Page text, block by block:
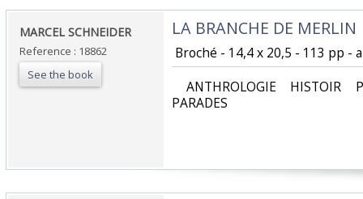
‎MARCEL SCHNEIDER‎
Reference : 18862
See the book
‎LA BRANCHE DE MERLIN ‎
Broché - 14,4 x 20,5 - 113 pp -
ANTHROLOGIE HISTOIR
PARADES‎